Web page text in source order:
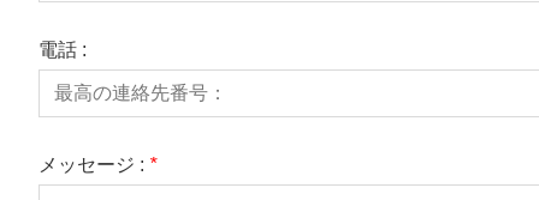
電話 :
メッセージ : *